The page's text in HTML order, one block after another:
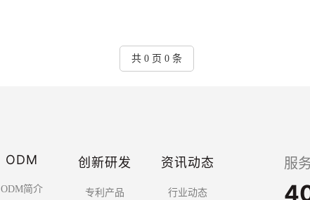
共 0 页 0 条
ODM
ODM简介
创新研发
专利产品
资讯动态
行业动态
服